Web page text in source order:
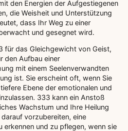
den Energien der Aufgestiegenen
die Weisheit und Unterstützung
dass Ihr Weg zu einer
und gesegnet wird.
für das Gleichgewicht von Geist,
den Aufbau einer
mit einem Seelenverwandten
ist. Sie erscheint oft, wenn Sie
Ebene der emotionalen und
333 kann ein Anstoß
Wachstum und Ihre Heilung
vorzubereiten, eine
erkennen und zu pflegen, wenn sie